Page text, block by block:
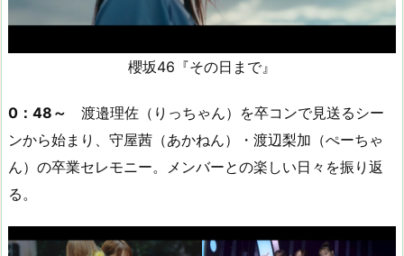
櫻坂46『その日まで』
0：48～ 渡邉理佐（りっちゃん）を卒コンで見送るシー
ンから始まり、守屋茜（あかねん）・渡辺梨加（ぺーちゃ
ん）の卒業セレモニー。メンバーとの楽しい日々を振り返
る。